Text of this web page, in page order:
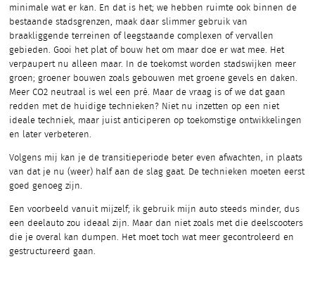
minimale wat er kan. En dat is het; we hebben ruimte ook binnen de
bestaande stadsgrenzen, maak daar slimmer gebruik van
braakliggende terreinen of leegstaande complexen of vervallen
gebieden. Gooi het plat of bouw het om maar doe er wat mee. Het
verpaupert nu alleen maar. In de toekomst worden stadswijken meer
groen; groener bouwen zoals gebouwen met groene gevels en daken.
Meer CO2 neutraal is wel een pré. Maar de vraag is of we dat gaan
redden met de huidige technieken? Niet nu inzetten op een niet
ideale techniek, maar juist anticiperen op toekomstige ontwikkelingen
en later verbeteren.
Volgens mij kan je de transitieperiode beter even afwachten, in plaats
van dat je nu (weer) half aan de slag gaat. De technieken moeten eerst
goed genoeg zijn.
Een voorbeeld vanuit mijzelf; ik gebruik mijn auto steeds minder, dus
een deelauto zou ideaal zijn. Maar dan niet zoals met die deelscooters
die je overal kan dumpen. Het moet toch wat meer gecontroleerd en
gestructureerd gaan.